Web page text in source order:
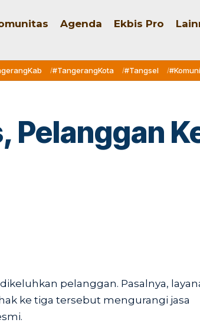
Agenda Ekbis Pro
#TangerangKota #Tangsel
Pelanggan
pelanggan. Pasalnya,
ke tiga tersebut mengurangi jasa